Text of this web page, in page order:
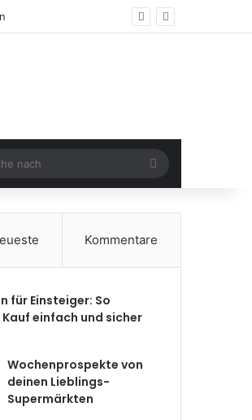
Suche
nach
Kommentare
für Einsteiger: So
einfach und sicher
Wochenprospekte von
deinen Lieblings-
Supermärkten